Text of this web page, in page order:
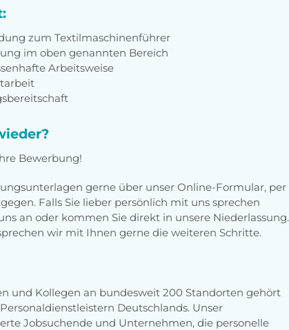
zum Textilmaschinenführer
im oben genannten Bereich
Arbeitsweise
Bewerbung!
gerne über unser Online-Formular, per
Falls Sie lieber persönlich mit uns sprechen
an oder kommen Sie direkt in unsere Niederlassung.
wir mit Ihnen gerne die weiteren Schritte.
und Kollegen an bundesweit 200 Standorten gehört
Deutschlands. Unser
Jobsuchende und Unternehmen, die personelle